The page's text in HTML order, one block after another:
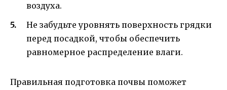
воздуха.
Не забудьте уровнять поверхность грядки
перед посадкой, чтобы обеспечить
равномерное распределение влаги.
Правильная подготовка почвы поможет